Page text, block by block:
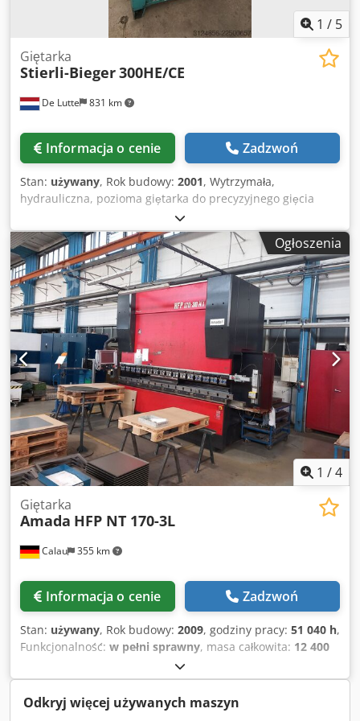
1 / 5
De Lutte 831 km
Giętarka
Stierli-Bieger300HE/CE
Informacja o cenie Zadzwoń
Stan: używany, Rok budowy: 2001, Wytrzymała,
hydrauliczna, pozioma giętarka do precyzyjnego gięcia
prętów, rur i profili stalowych o różnych kształtach.
Przeznaczona do warsztatów, firm budowlanych i
zastosowań przemysłowych. Specyfikacja: Marka: Stierli-
Bieger Model: 300 HE/CE Csdpfxjzrzlvo Ab Eeha Siła gięcia:
300 kN (30 ton) Napęd hydrauliczny Kompatybilna z
różnymi narzędziami do gięcia Masywna, stalowa
konstrukcja W dobrym stanie technicznym, w pełni
sprawna W zestawie narzędzia!
Ogłoszenia
1 /4
Calau 355 km
Giętarka
Amada HFP NT 170-3L
Informacja o cenie Zadzwoń
Stan: używany, Rok budowy: 2009, godziny pracy: 51 040 h,
Funkcjonalność: w pełni sprawny, masa całkowita: 12 400
2 650 mm
mm, całkowita szerokość:4 550 mm, skok:350 mm, rodzaj
prądu wejściowego:trójfazowy , siła nacisku:
napięcie wejściowe:400 V , Oferujemy do sprzedaży
Odkryj więcej używanych maszyn